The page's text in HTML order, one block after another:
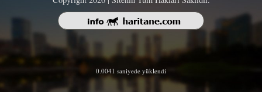
0.0041 saniyede yüklendi